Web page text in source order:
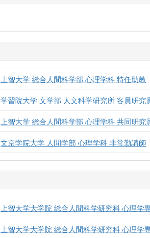
上智大学 総合人間科学部 心理学科 特任助教
学習院大学 文学部 人文科学研究所 客員研究
上智大学 総合人間科学部 心理学科 共同研究
文京学院大学 人間学部 心理学科 非常勤講師
上智大学大学院 総合人間科学研究科 心理学
上智大学大学院 総合人間科学研究科 心理学